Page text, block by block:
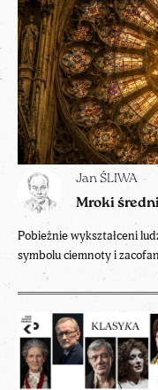
Jan ŚLIWA
Mroki
Pobieżnie wykształceni
symbolu ciemnoty i